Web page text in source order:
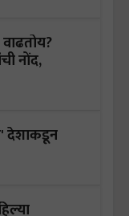
नोंद,
देशाकडून